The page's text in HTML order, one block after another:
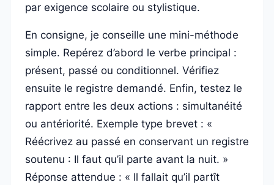
par exigence scolaire ou stylistique.
En consigne, je conseille une mini-méthode
simple. Repérez d’abord le verbe principal :
présent, passé ou conditionnel. Vérifiez
ensuite le registre demandé. Enfin, testez le
rapport entre les deux actions : simultanéité
ou antériorité. Exemple type brevet : «
Réécrivez au passé en conservant un registre
soutenu : Il faut qu’il parte avant la nuit. »
Réponse attendue : « Il fallait qu’il partît